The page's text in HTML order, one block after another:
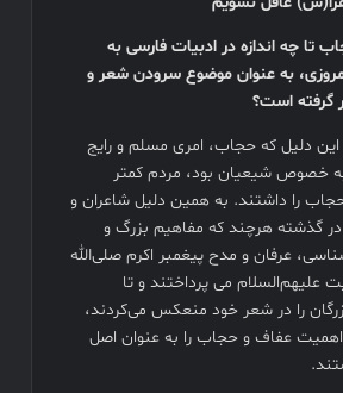
تا چه اندازه در ادبیات فارسی به
به عنوان موضوع سرودن شعر و
گرفته است؟
این دلیل که حجاب، امری مسلم و رایج
خصوص شیعیان بود، مردم کمتر
را داشتند. به همین دلیل شاعران و
گذشته هرچند که مفاهیم بزرگ و
عرفان و مدح پیغمبر اکرم صلی‌الله
علیهم‌السلام می پرداختند و تا
را در شعر خود منعکس می‌کردند،
اهمیت عفاف و حجاب را به عنوان اصل